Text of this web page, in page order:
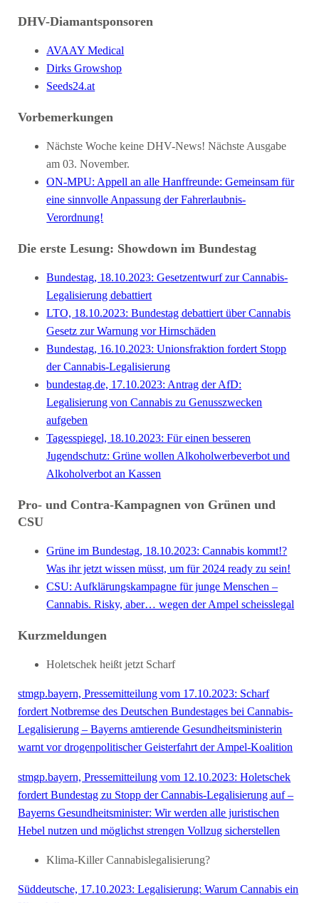
DHV-Diamantsponsoren
AVAAY Medical
Dirks Growshop
Seeds24.at
Vorbemerkungen
Nächste Woche keine DHV-News! Nächste Ausgabe
am 03. November.
ON-MPU: Appell an alle Hanffreunde: Gemeinsam für
eine sinnvolle Anpassung der Fahrerlaubnis-
Verordnung!
Die erste Lesung: Showdown im Bundestag
Bundestag, 18.10.2023: Gesetzentwurf zur Cannabis-
Legalisierung debattiert
LTO, 18.10.2023: Bundestag debattiert über Cannabis
Gesetz zur War­nung vor Hirn­schäden
Bundestag, 16.10.2023: Unionsfraktion fordert Stopp
der Cannabis-Legalisierung
bundestag.de, 17.10.2023: Antrag der AfD:
Legalisierung von Cannabis zu Genusszwecken
aufgeben
Tagesspiegel, 18.10.2023: Für einen besseren
Jugendschutz: Grüne wollen Alkoholwerbeverbot und
Alkoholverbot an Kassen
Pro- und Contra-Kampagnen von Grünen und
CSU
Grüne im Bundestag, 18.10.2023: Cannabis kommt!?
Was ihr jetzt wissen müsst, um für 2024 ready zu sein!
CSU: Aufklärungskampagne für junge Menschen –
Cannabis. Risky, aber… wegen der Ampel scheisslegal
Kurzmeldungen
Holetschek heißt jetzt Scharf
stmgp.bayern, Presse­mitteilung vom 17.10.2023: Scharf
fordert Notbremse des Deutschen Bundestages bei Cannabis-
Legalisierung – Bayerns amtierende Gesundheitsministerin
warnt vor drogenpolitischer Geisterfahrt der Ampel-Koalition
stmgp.bayern, Presse­mitteilung vom 12.10.2023: Holetschek
fordert Bundestag zu Stopp der Cannabis-Legalisierung auf –
Bayerns Gesundheitsminister: Wir werden alle juristischen
Hebel nutzen und möglichst strengen Vollzug sicherstellen
Klima-Killer Cannabislegalisierung?
Süddeutsche, 17.10.2023: Legalisierung: Warum Cannabis ein